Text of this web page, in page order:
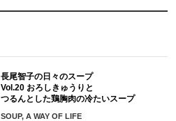
長尾智子の日々のスープ
Vol.20 おろしきゅうりと
つるんとした鶏胸肉の冷たいスープ
SOUP, A WAY OF LIFE